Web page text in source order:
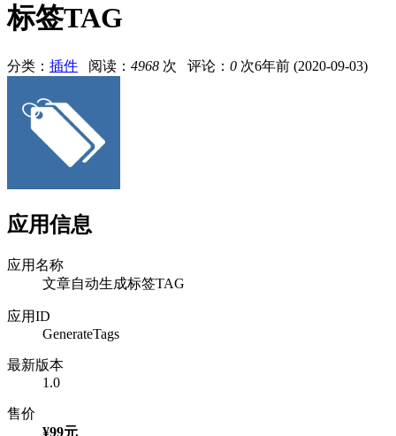
标签TAG
分类： 插件 阅读： 4968 次 评论： 0 次6年前 (2020-09-03)
应用信息
应用名称
文章自动生成标签TAG
应用ID
GenerateTags
最新版本
1.0
售价
¥99元